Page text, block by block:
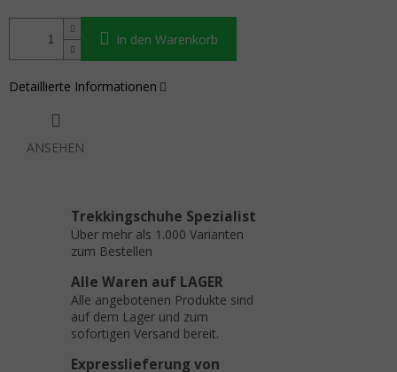
In den Warenkorb
Detaillierte Informationen
ANSEHEN
Trekkingschuhe Spezialist
Über mehr als 1.000 Varianten
zum Bestellen
Alle Waren auf LAGER
Alle angebotenen Produkte sind
auf dem Lager und zum
sofortigen Versand bereit.
Expresslieferung von